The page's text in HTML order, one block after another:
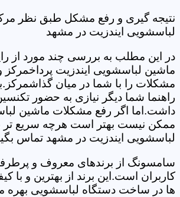
نتیجه گیری و رفع مشکل طبق نظر
لباسشویی ایندزیت در مشهد
در این مطلب به بررسی چند مورد از
ماشین لباسشویی ایندزیت
مشکلات را با شما در میان
راهنما شما دیگر نیازی به حضور
داشت.اما اگر رفع مشکلات ماشین
ممکن نیست بهتر است هرچه سریع تر
لباسشویی ایندزیت در مشهد تماس
سامسونگ از برندهای معروف و
کاربران است.این برند از بهترین و با
ها در ساخت دستگاه لباسشویی بهره